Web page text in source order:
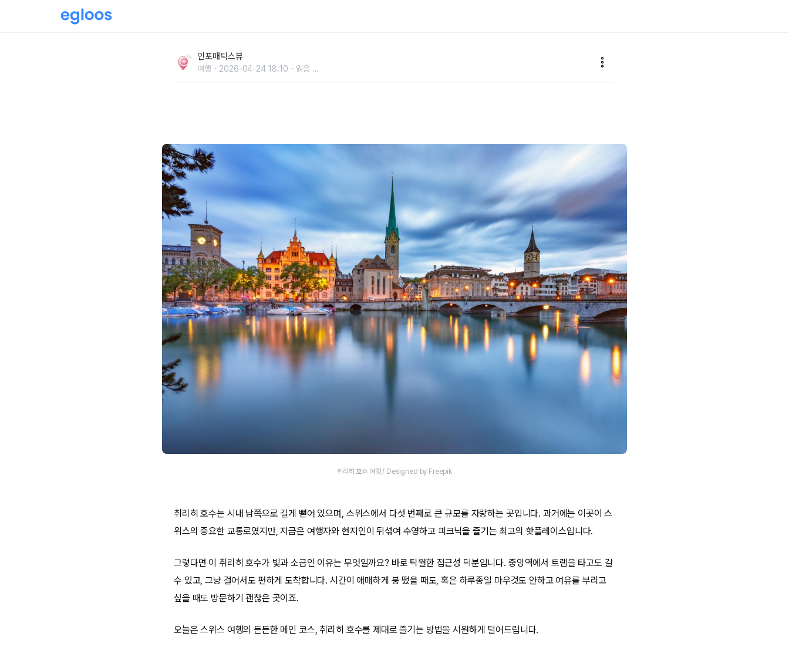
인포매틱스뷰
여행 2026-04-24 18:10 읽음 ...
취리히 호수 여행 / Designed by Freepik
취리히 호수는 시내 남쪽으로 길게 뻗어 있으며, 스위스에서 다섯 번째로 큰 규모를 자랑하는 곳입니다. 과거에는 이곳이 스
위스의 중요한 교통로였지만, 지금은 여행자와 현지인이 뒤섞여 수영하고 피크닉을 즐기는 최고의 핫플레이스입니다.
그렇다면 이 취리히 호수가 빛과 소금인 이유는 무엇일까요? 바로 탁월한 접근성 덕분입니다. 중앙역에서 트램을 타고도 갈
수 있고, 그냥 걸어서도 편하게 도착합니다. 시간이 애매하게 붕 떴을 때도, 혹은 하루종일 마우것도 안하고 여유를 부리고
싶을 때도 방문하기 괜찮은 곳이죠.
오늘은 스위스 여행의 든든한 메인 코스, 취리히 호수를 제대로 즐기는 방법을 시원하게 털어드립니다.